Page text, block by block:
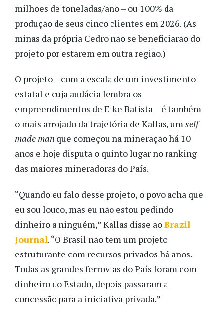
milhões de toneladas/ano – ou 100% da
produção de seus cinco clientes em 2026. (As
minas da própria Cedro não se beneficiarão do
projeto por estarem em outra região.)
O projeto – com a escala de um investimento
estatal e cuja audácia lembra os
empreendimentos de Eike Batista – é também
o mais arrojado da trajetória de Kallas, umself-
made man que começou na mineração há 10
anos e hoje disputa o quinto lugar no ranking
das maiores mineradoras do País.
“Quando eu falo desse projeto, o povo acha que
eu sou louco, mas eu não estou pedindo
dinheiro a ninguém,” Kallas disse aoBrazil
Journal. “O Brasil não tem um projeto
estruturante com recursos privados há anos.
Todas as grandes ferrovias do País foram com
dinheiro do Estado, depois passaram a
concessão para a iniciativa privada.”